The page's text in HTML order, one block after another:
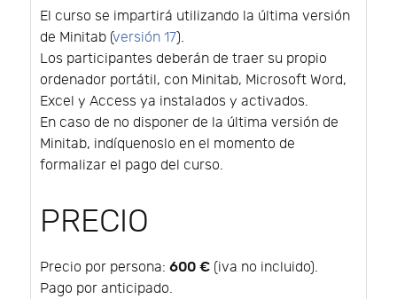
El curso se impartirá utilizando la última versión
de Minitab (versión 17).
Los participantes deberán de traer su propio
ordenador portátil, con Minitab, Microsoft Word,
Excel y Access ya instalados y activados.
En caso de no disponer de la última versión de
Minitab, indíquenoslo en el momento de
formalizar el pago del curso.
PRECIO
Precio por persona: 600 € (iva no incluido).
Pago por anticipado.